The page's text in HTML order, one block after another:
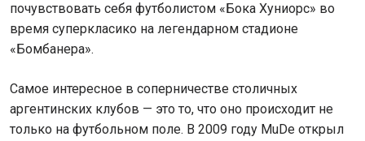
почувствовать себя футболистом «Бока Хуниорс» во
время суперкласико на легендарном стадионе
«Бомбанера».
Самое интересное в соперничестве столичных
аргентинских клубов — это то, что оно происходит не
только на футбольном поле. В 2009 году MuDe открыл